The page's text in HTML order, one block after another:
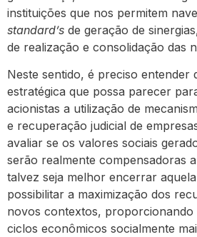
instituições que nos permitem
standard’s de geração de
de realização e consolidação das
Neste sentido, é preciso entender
estratégica que possa parecer
acionistas a utilização de
e recuperação judicial de
avaliar se os valores sociais
serão realmente compensadoras
talvez seja melhor encerrar
possibilitar a maximização dos
novos contextos, proporcionando
ciclos econômicos socialmente